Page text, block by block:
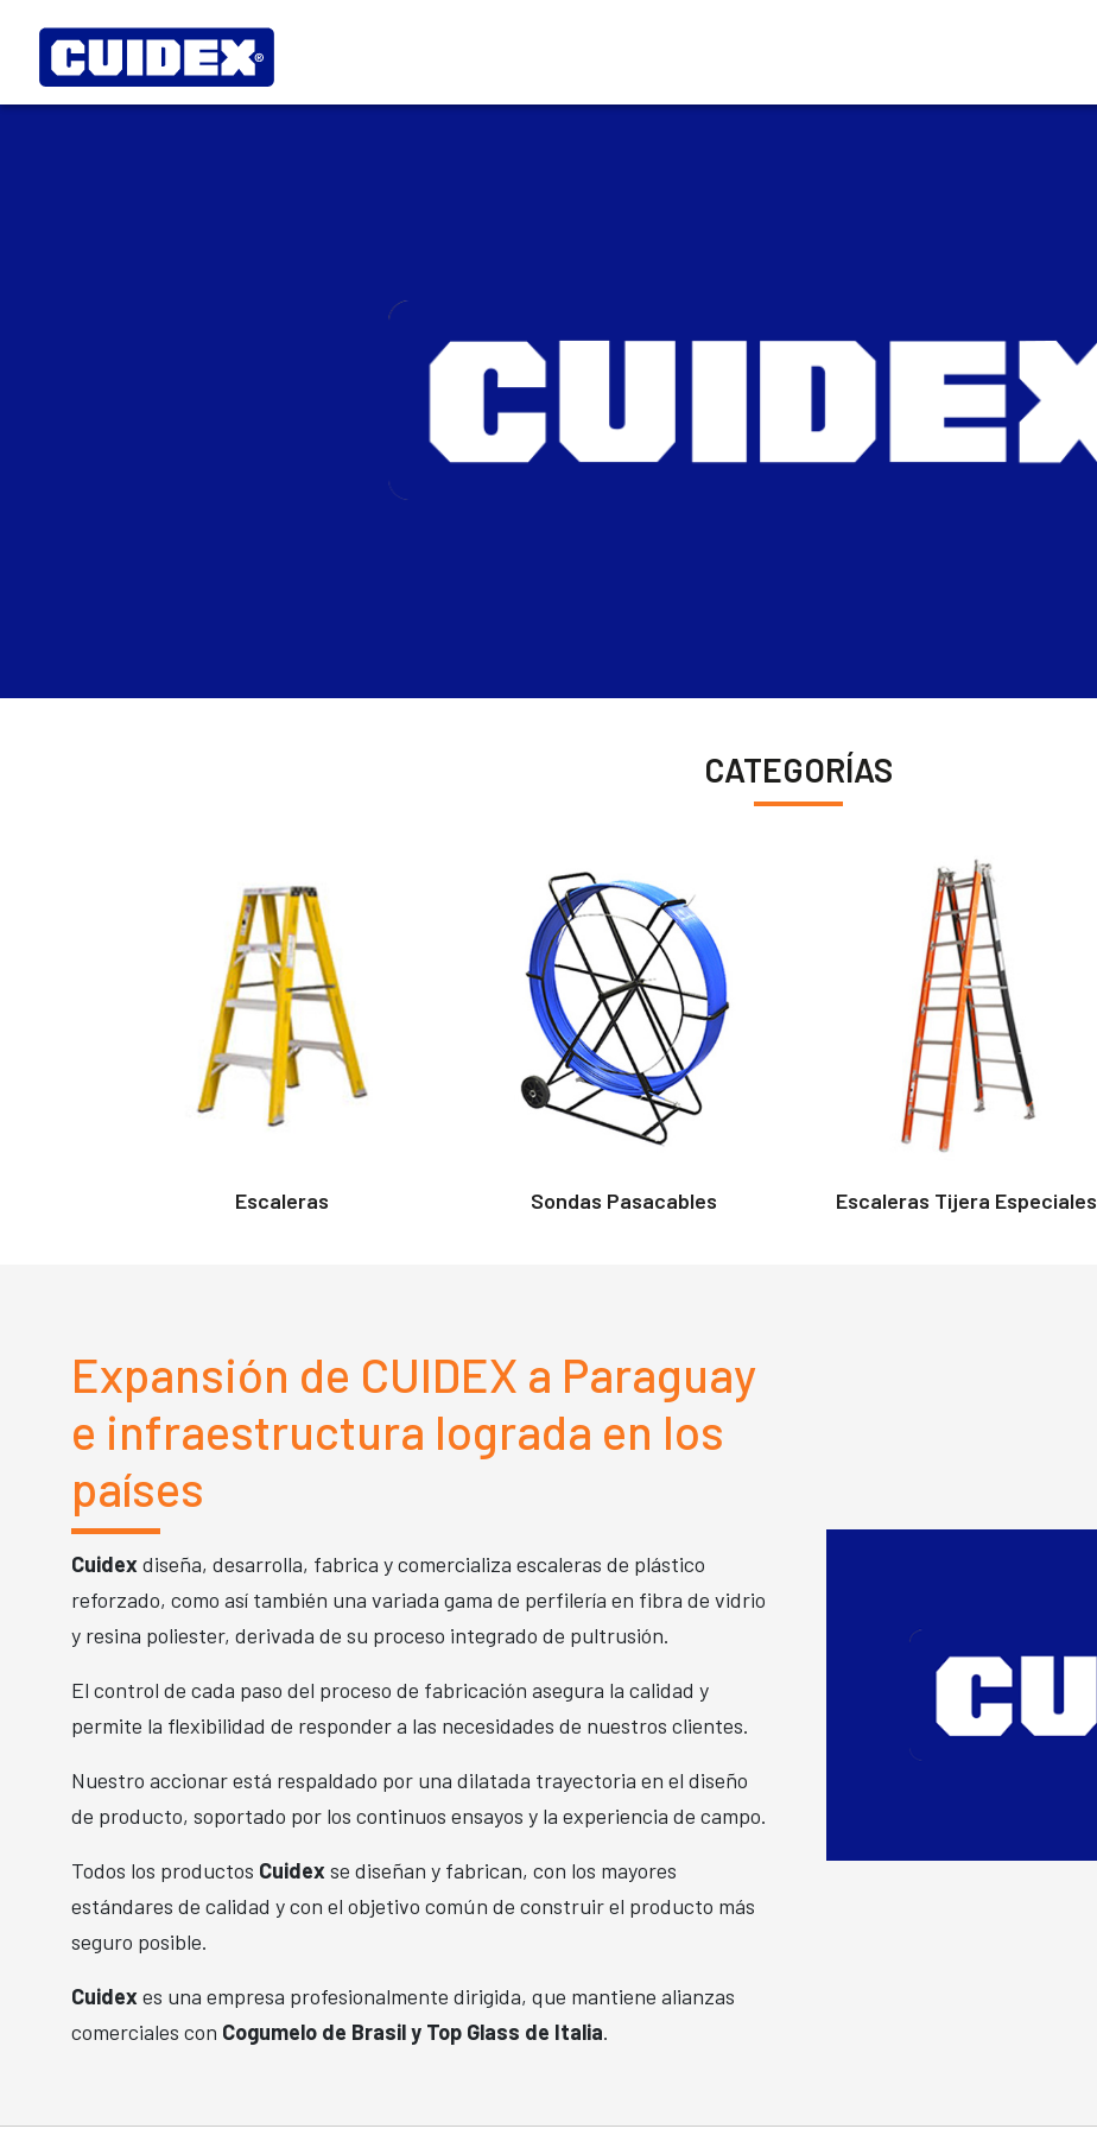
CATEGORÍAS
Escaleras Sondas Pasacables Escaleras Tijera Especiales
Expansión de CUIDEX a Paraguay
e infraestructura lograda en los
países
Cuidexdiseña, desarrolla, fabrica y comercializa escaleras de plástico
reforzado, como así también una variada gama de perfilería en fibra de vidrio
y resina poliester, derivada de su proceso integrado de pultrusión.
El control de cada paso del proceso de fabricación asegura la calidad y
permite la flexibilidad de responder a las necesidades de nuestros clientes.
Nuestro accionar está respaldado por una dilatada trayectoria en el diseño
de producto, soportado por los continuos ensayos y la experiencia de campo.
Todos los productos Cuidexse diseñan y fabrican, con los mayores
estándares de calidad y con el objetivo común de construir el producto más
seguro posible.
Cuidexes una empresa profesionalmente dirigida, que mantiene alianzas
comerciales con Cogumelo de Brasil y Top Glass de Italia.